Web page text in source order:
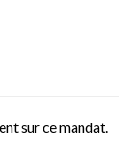
sur ce mandat.